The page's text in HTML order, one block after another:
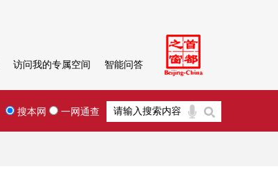
访问我的专属空间 智能问答
搜本网 一网通查